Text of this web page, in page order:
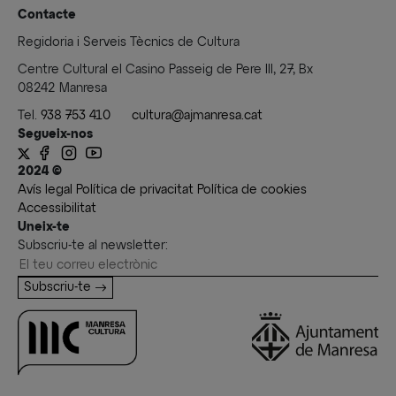
Contacte
Regidoria i Serveis Tècnics de Cultura
Centre Cultural el Casino Passeig de Pere III, 27, Bx
08242 Manresa
Tel. 938 753 410
cultura@ajmanresa.cat
Segueix-nos
2024 ©
Avís legal
Política de privacitat Política de cookies
Accessibilitat
Uneix-te
Subscriu-te al newsletter:
Subscriu-te